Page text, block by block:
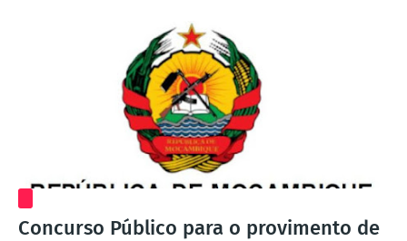
Concurso Público para o provimento de